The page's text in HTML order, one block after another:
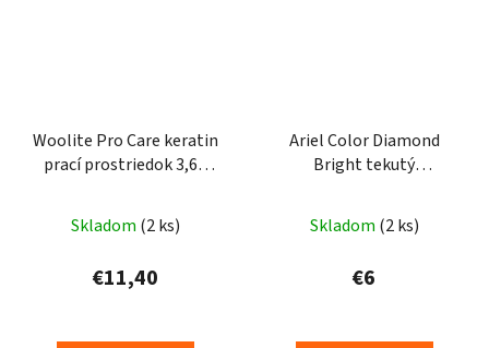
Woolite Pro Care keratin
prací prostriedok 3,6L
Skladom (2 ks)
€11,40
Ariel Color Diamond
Bright tekutý
800ml
Skladom (2 ks)
€6